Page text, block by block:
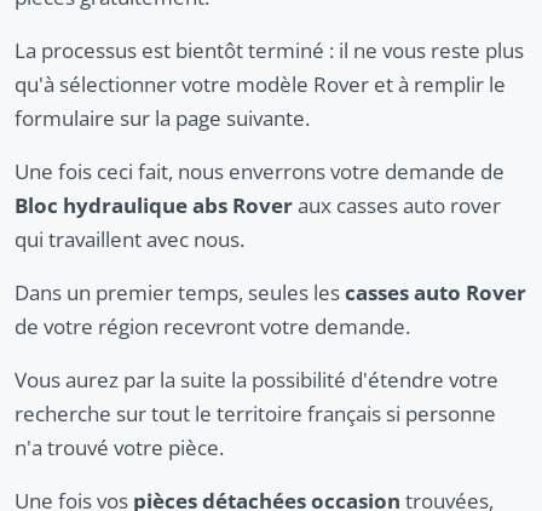
La processus est bientôt terminé : il ne vous reste plus
qu'à sélectionner votre modèle Rover et à remplir le
formulaire sur la page suivante.
Une fois ceci fait, nous enverrons votre demande de
Bloc hydraulique abs Roveraux casses auto rover
qui travaillent avec nous.
Dans un premier temps, seules lescasses auto Rover
de votre région recevront votre demande.
Vous aurez par la suite la possibilité d'étendre votre
recherche sur tout le territoire français si personne
n'a trouvé votre pièce.
Une fois vos pièces détachées occasion trouvées,